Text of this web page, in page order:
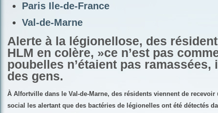
Paris Ile-de-France
Val-de-Marne
Alerte à la légionellose, des
HLM en colère, »ce n’est pas
poubelles n’étaient pas ramassées,
des gens.
À Alfortville dans le Val-de-Marne, des résidents viennent de
social les alertant que des bactéries de légionelles ont été détectés